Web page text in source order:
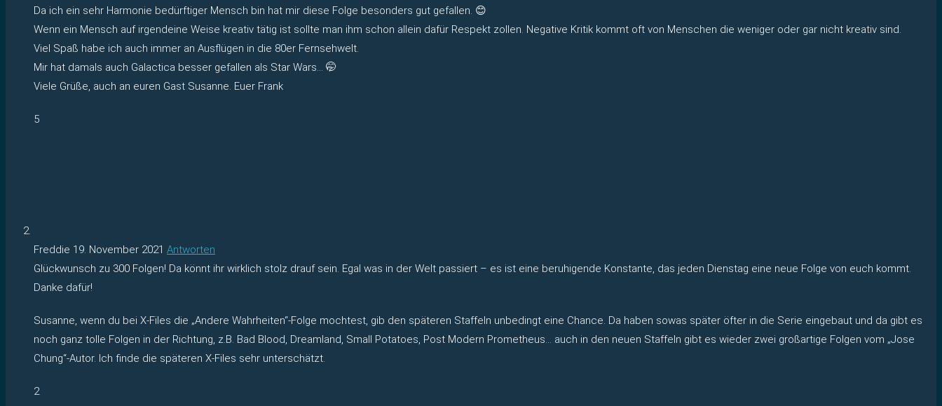
Da ich ein sehr Harmonie bedürftiger Mensch bin hat mir diese Folge besonders gut gefallen. 😊
Wenn ein Mensch auf irgendeine Weise kreativ tätig ist sollte man ihm schon allein dafür Respekt zollen. Negative Kritik kommt oft von Menschen die weniger oder gar nicht kreativ sind.
Viel Spaß habe ich auch immer an Ausflügen in die 80er Fernsehwelt.
Mir hat damals auch Galactica besser gefallen als Star Wars… 🤭
Viele Grüße, auch an euren Gast Susanne. Euer Frank
5
Freddie 19. November 2021 Antworten
Glückwunsch zu 300 Folgen! Da könnt ihr wirklich stolz drauf sein. Egal was in der Welt passiert – es ist eine beruhigende Konstante, das jeden Dienstag eine neue Folge von euch kommt.
Danke dafür!
Susanne, wenn du bei X-Files die „Andere Wahrheiten“-Folge mochtest, gib den späteren Staffeln unbedingt eine Chance. Da haben sowas später öfter in die Serie eingebaut und da gibt es
noch ganz tolle Folgen in der Richtung, z.B. Bad Blood, Dreamland, Small Potatoes, Post Modern Prometheus… auch in den neuen Staffeln gibt es wieder zwei großartige Folgen vom „Jose
Chung“-Autor. Ich finde die späteren X-Files sehr unterschätzt.
2